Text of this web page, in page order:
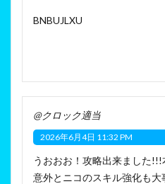
BNBUJLXU
@クロック適当
2026年6月4日 11:32 PM
うおおお！攻略出来ました!!!
意外とニコのスキル強化も